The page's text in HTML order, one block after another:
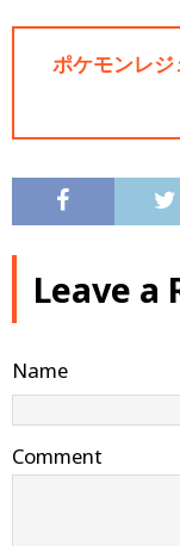
ポケモンレ
Leave a
Name
Comment